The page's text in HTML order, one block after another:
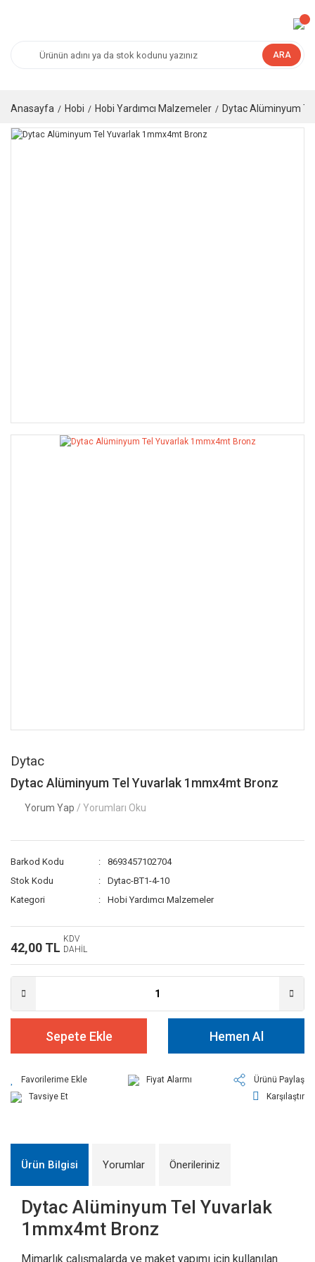
ARA
Anasayfa Hobi Hobi Yardımcı Malzemeler Dytac Alüminyum
Dytac
Dytac Alüminyum Tel Yuvarlak 1mmx4mt Bronz
Yorum Yap / Yorumları Oku
Barkod Kodu
8693457102704
Stok Kodu
Dytac-BT1-4-10
Kategori
Hobi Yardımcı Malzemeler
42,00 TL
KDV
DAHİL
Sepete Ekle Hemen Al
Fiyat Alarmı
Ürünü Paylaş
Tavsiye Et
Karşılaştır
Ürün Bilgisi Yorumlar Önerileriniz
Dytac Alüminyum Tel Yuvarlak
1mmx4mt Bronz
Mimarlık çalışmalarda ve maket yapımı için kullanılan